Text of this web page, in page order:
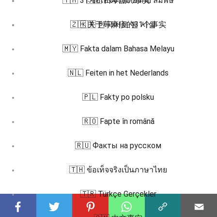
🇿🇭 关于荨麻疹的31个事实
🇰🇷 한국어로 된 사실
🇲🇾 Fakta dalam Bahasa Melayu
🇳🇱 Feiten in het Nederlands
🇵🇱 Fakty po polsku
🇷🇴 Fapte în română
🇷🇺 Факты на русском
🇹🇭 ข้อเท็จจริงเป็นภาษาไทย
🇹🇷 Türkçe Gerçekler